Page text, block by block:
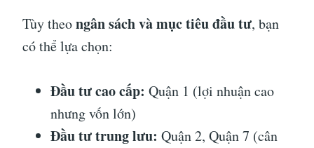
Tùy theongân sách và mục tiêu đầu tư, bạn
có thể lựa chọn:
Đầu tư cao cấp: Quận 1 (lợi nhuận cao
nhưng vốn lớn)
Đầu tư trung lưu: Quận 2, Quận 7 (cân